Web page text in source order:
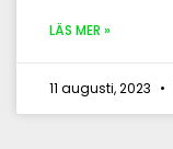
LÄS MER »
11 augusti, 2023